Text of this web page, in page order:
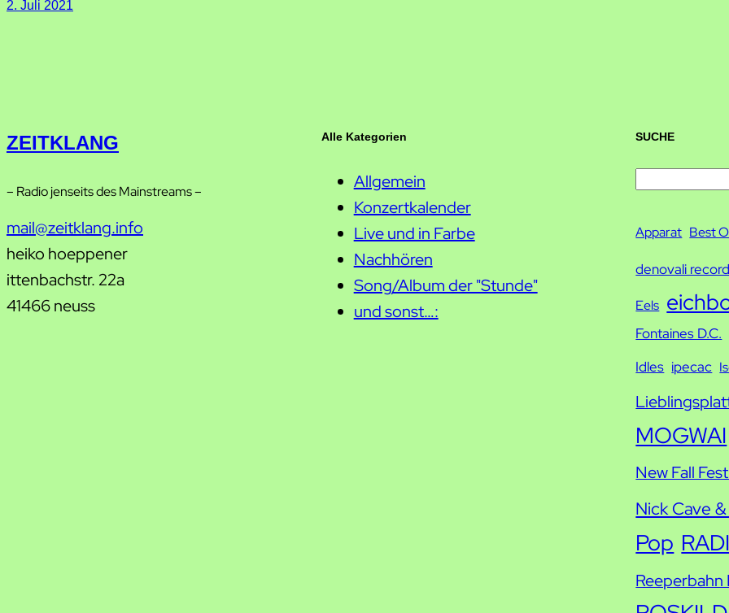
2. Juli 2021
ZEITKLANG
– Radio jenseits des Mainstreams –
mail@zeitklang.info
heiko hoeppener
ittenbachstr. 22a
41466 neuss
Alle Kategorien
Allgemein
Konzertkalender
Live und in Farbe
Nachhören
Song/Album der "Stunde"
und sonst…:
SUCHE
c
Apparat Best
denovali
Eels
Fontaines D.C.
Idles ipecac
MOGWAI
New Fall
Nick Cave
Pop
Reeperbahn